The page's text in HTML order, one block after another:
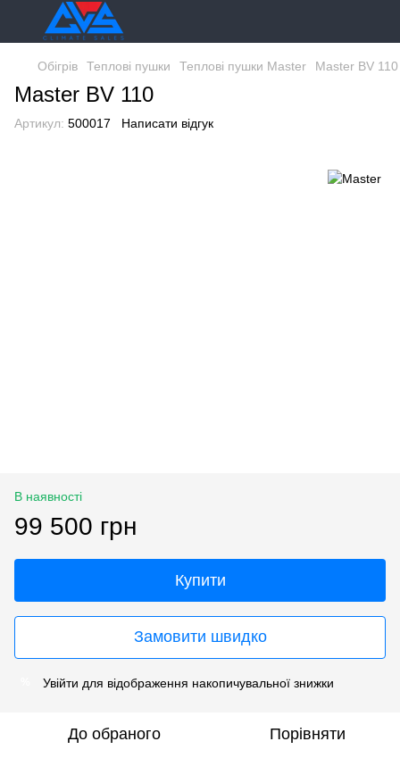
Обігрів Теплові пушки Теплові пушки Master Master BV 110
Master BV 110
Артикул: 500017 Написати відгук
В наявності
99 500 грн
Купити
Замовити швидко
Увійти для відображення накопичувальної знижки
До обраного Порівняти